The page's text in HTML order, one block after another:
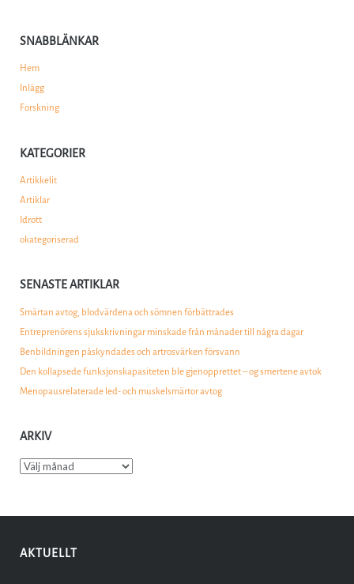
SNABBLÄNKAR
Hem
Inlägg
Forskning
KATEGORIER
Artikkelit
Artiklar
Idrott
okategoriserad
SENASTE ARTIKLAR
Smärtan avtog, blodvärdena och sömnen förbättrades
Entreprenörens sjukskrivningar minskade från månader till några dagar
Benbildningen påskyndades och artrosvärken försvann
Den kollapsede funksjonskapasiteten ble gjenopprettet – og smertene avtok
Menopausrelaterade led- och muskelsmärtor avtog
ARKIV
Arkiv
AKTUELLT